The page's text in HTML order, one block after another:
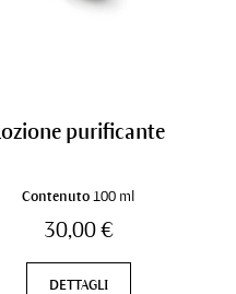
Lozione purificante
Contenuto100 ml
30,00 €
DETTAGLI